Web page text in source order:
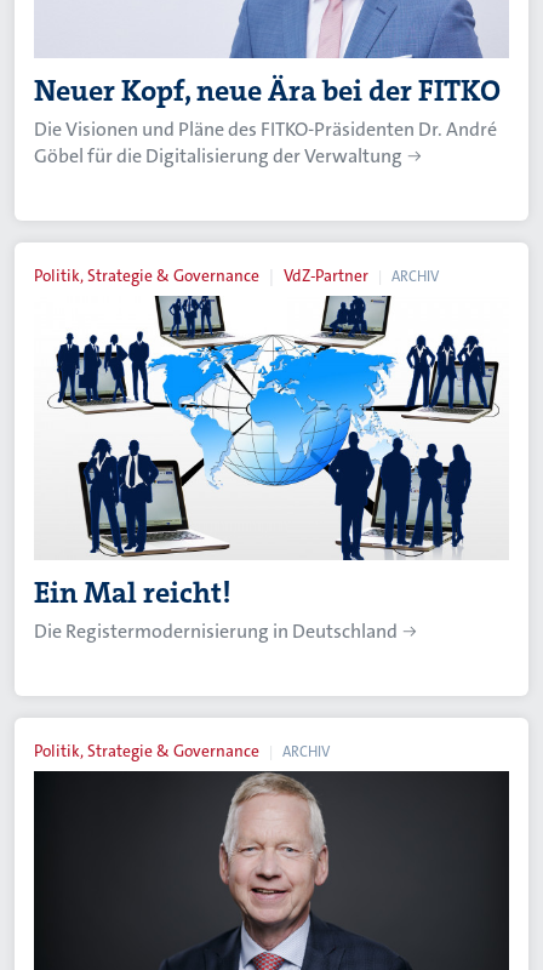
Neuer Kopf, neue Ära bei der FITKO
Die Visionen und Pläne des FITKO-Präsidenten Dr. André
Göbel für die Digitalisierung der Verwaltung
Politik, Strategie & Governance VdZ-Partner ARCHIV
Ein Mal reicht!
Die Registermodernisierung in Deutschland
Politik, Strategie & Governance ARCHIV